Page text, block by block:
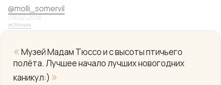
Yo
@molli_somervil
09.02.2016
источник
« Музей Мадам Тюссо и с высоты птичьего
полёта. Лучшее начало лучших новогодних
каникул:) »